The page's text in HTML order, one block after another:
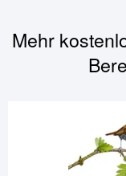
Mehr